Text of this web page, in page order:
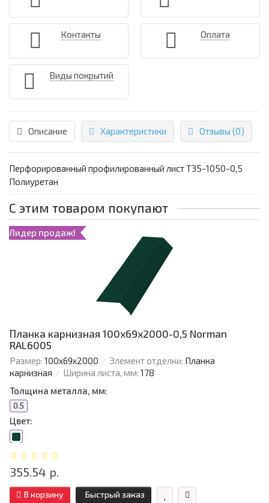
Контакты Оплата
Виды покрытий
Описание Характеристики Отзывы (0)
Перфорированный профилированный лист Т35-1050-0,5
Полиуретан
С этим товаром покупают
Лидер продаж!
Планка карнизная 100х69х2000-0,5 Norman
RAL6005
Размер: 100х69х2000 Элемент отделки: Планка
карнизная
Ширина листа, мм: 178
Толщина металла, мм:
0.5
Цвет:
355.54 р.
В корзину Быстрый заказ